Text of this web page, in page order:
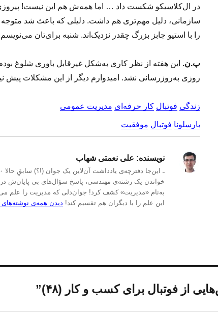
در ال‌کلاسیکو شکست داد … اما همه‌ش هم این نیست! پیروزی
سازمانی، دلیل مهم‌تری هم داشت. دلیلی که باعث شد
را با استیو جابز بزرگ چقدر نزدیک‌اند. شنبه برای‌تان
پ.ن. این هفته از نظر کاری به‌شکل غیرقابل باوری شلوغ
روزی به‌روزرسانی نشد. امیدوارم دیگر از این مشکلات پیش
زندگی فوتبال کار حرفه‌ای مدیریت عمومی
بارسلونا فوتبال موفقیت
نویسنده: علی نعمتی شهاب
خواندن یک رشته‌ی مهندسی، پاسخ سؤال‌های بی پایان‌ش در
به‌نام «مدیریت» کشف کرد! جوان‌دلی که مدیریت را علم
این علم را با دیگران هم تقسیم کند! دیدن همه‌ی
از فوتبال برای کسب و کار (۴۸)”